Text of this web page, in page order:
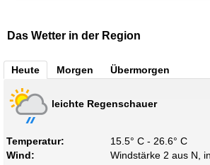
Das Wetter in der Region
Heute Morgen Übermorgen
leichte Regenschauer
Temperatur:
15.5° C - 26.6° C
Wind:
Windstärke 2 aus N,